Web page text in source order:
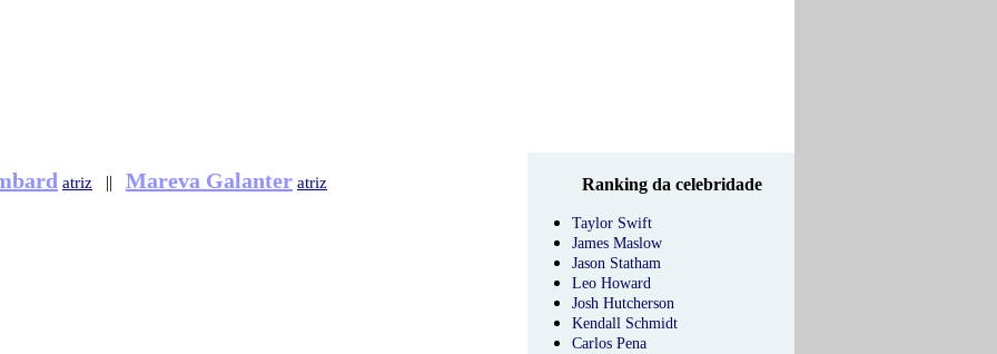
atriz || Mareva Galanter atriz Ranking da celebridade
Taylor Swift
James Maslow
Jason Statham
Leo Howard
Josh Hutcherson
Kendall Schmidt
Carlos Pena